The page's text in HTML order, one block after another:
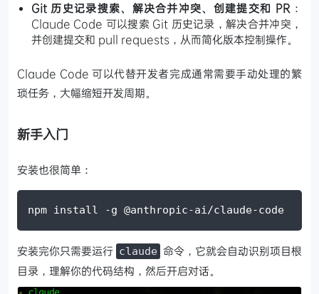
Git 历史记录搜索、解决合并冲突、创建提交和 PR ：
Claude Code 可以搜索 Git 历史记录，解决合并冲突，
并创建提交和 pull requests，从而简化版本控制操作。
Claude Code 可以代替开发者完成通常需要手动处理的繁
琐任务，大幅缩短开发周期。
新手入门
安装也很简单：
npm install -g @anthropic-ai/claude-code
安装完你只需要运行 claude 命令，它就会自动识别项目根
目录，理解你的代码结构，然后开启对话。